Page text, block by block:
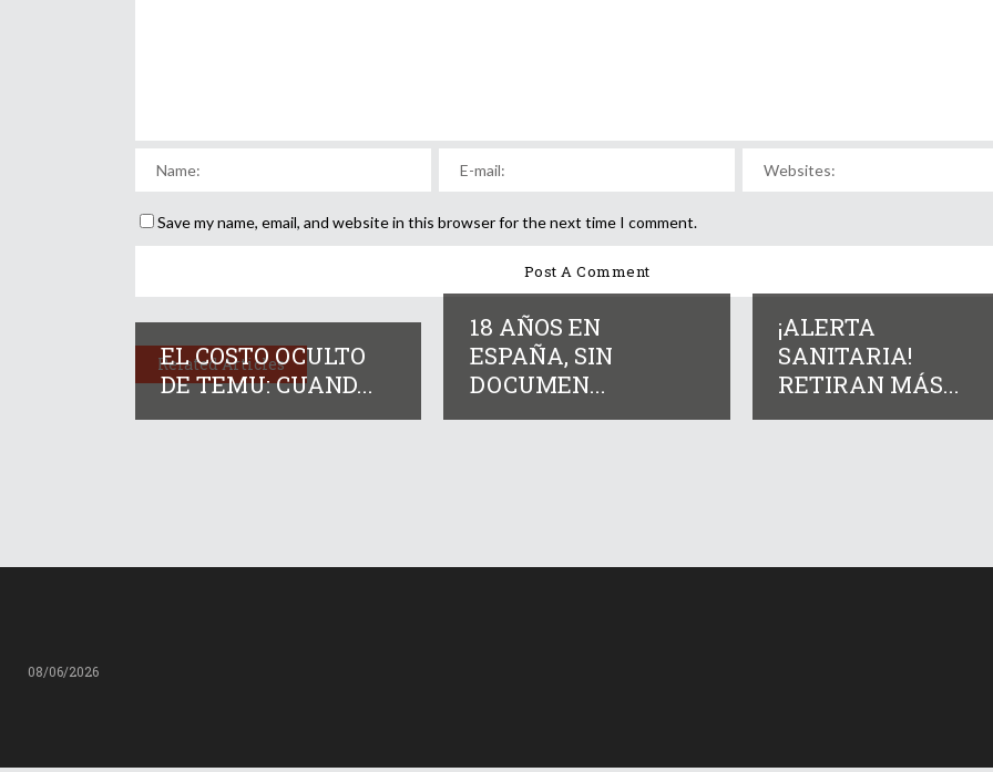
Save my name, email, and website in this browser for the next time I comment.
Related Articles
EL COSTO OCULTO
DE TEMU: CUAND...
18 AÑOS EN
ESPAÑA, SIN
DOCUMEN...
¡ALERTA
SANITARIA!
RETIRAN MÁS...
08/06/2026